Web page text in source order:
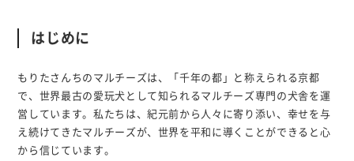
はじめに
もりたさんちのマルチーズは、「千年の都」と称えられる京都
で、世界最古の愛玩犬として知られるマルチーズ専門の犬舎を運
営しています。私たちは、紀元前から人々に寄り添い、幸せを与
え続けてきたマルチーズが、世界を平和に導くことができると心
から信じています。